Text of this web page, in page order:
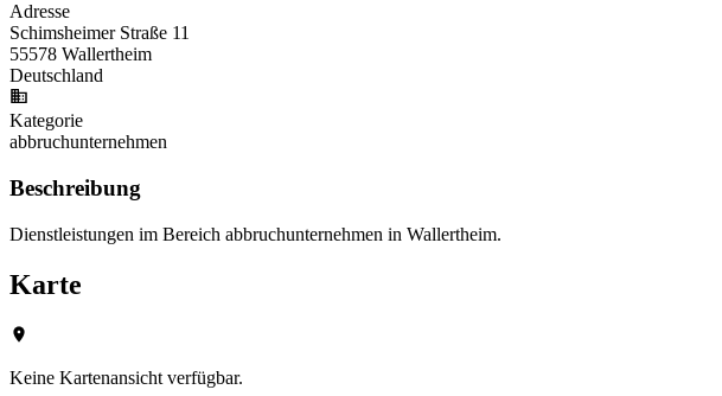
Adresse
Schimsheimer Straße 11
55578 Wallertheim
Deutschland
Kategorie
abbruchunternehmen
Beschreibung
Dienstleistungen im Bereich abbruchunternehmen in Wallertheim.
Karte
Keine Kartenansicht verfügbar.